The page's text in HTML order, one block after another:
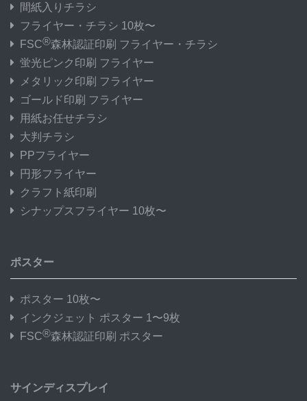
間紙入りチラシ
フライヤー・チラシ 10枚〜
FSC®森林認証印刷 フライヤー・チラシ
蛍光ピンク印刷 フライヤー
メタリック印刷 フライヤー
ゴールド印刷 フライヤー
用紙お任せチラシ
大判チラシ
PPフライヤー
円形フライヤー
クラフト紙印刷
シナップスフライヤー 10枚〜
ポスター
ポスター 10枚〜
インクジェット ポスター 1〜9枚
FSC®森林認証印刷 ポスター
サインディスプレイ